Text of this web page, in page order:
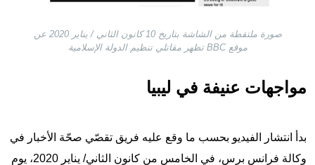
صورة ملتقطة من الشاشة بتاريخ 10 كانون الثاني / يناير 2020 عن
موقع BBC تظهر مقاتلي تنظيم الدولة الإسلامية
مواجهات عنيفة في ليبيا
بدأ انتشار الفيديو بحسب ما وقع عليه فريق تقصّي صحّة الأخبار في
وكالة فرانس برس، في الخامس من كانون الثاني/ يناير 2020، يوم